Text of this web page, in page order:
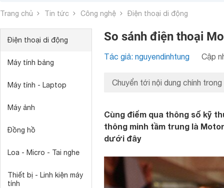
Trang chủ Tin tức Công nghệ Điện thoại di động
Điện thoại di động
Máy tính bảng
Máy tính - Laptop
Máy ảnh
Đồng hồ
Loa - Micro - Tai nghe
Thiết bị - Linh kiện máy
tính
So sánh điện thoại
Tác giả: nguyendinhtung Cập
Chuyển tới nội dung chính trong
Cùng điểm qua thông số kỹ
thông minh tầm trung là
dưới đây